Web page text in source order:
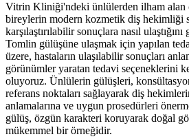
Vitrin Kliniği'ndeki ünlülerden ilham alan
bireylerin modern kozmetik diş hekimliği
karşılaştırılabilir sonuçlara nasıl
Tomlin gülüşüne ulaşmak için yapılan
üzere, hastaların ulaşılabilir sonuçları
görünümler yaratan tedavi seçeneklerini
oluyoruz. Ünlülerin gülüşleri,
referans noktaları sağlayarak diş
anlamalarına ve uygun prosedürleri
gülüş, özgün karakteri koruyarak doğal
mükemmel bir örneğidir.